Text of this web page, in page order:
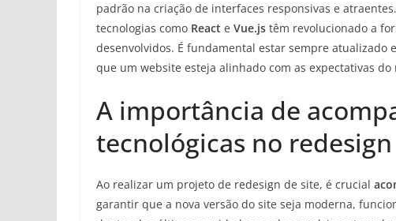
padrão na criação de interfaces responsivas e
tecnologias como React e Vue.js têm revolucionado a
desenvolvidos. É fundamental estar sempre
que um website esteja alinhado com as expectativas do
A importância de
tecnológicas no
Ao realizar um projeto de redesign de site, é crucial
garantir que a nova versão do site seja moderna,